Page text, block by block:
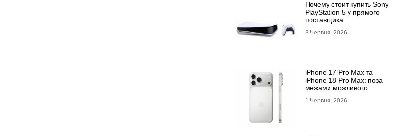
Почему стоит купить Sony
PlayStation 5 у прямого
поставщика
3 Червня, 2026
iPhone 17 Pro Max та
iPhone 18 Pro Max: поза
межами можливого
1 Червня, 2026